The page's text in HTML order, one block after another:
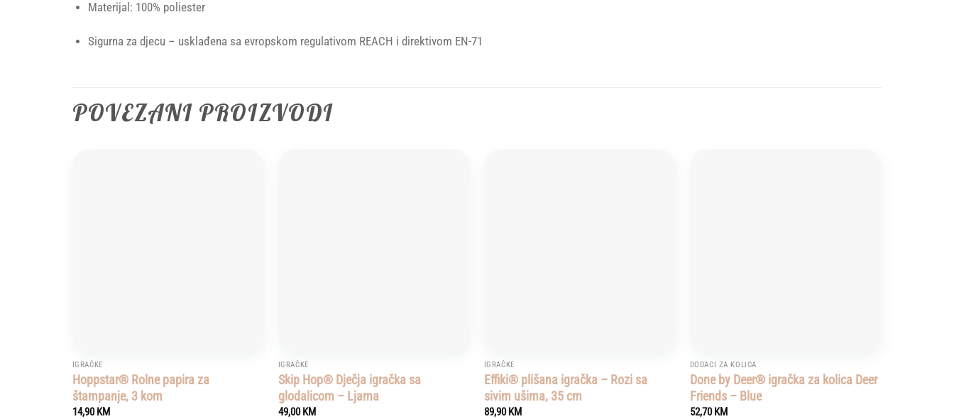
Materijal: 100% poliester
Sigurna za djecu – usklađena sa evropskom regulativom REACH i direktivom EN-71
POVEZANI PROIZVODI
IGRAČKE
Hoppstar® Rolne papira za
štampanje, 3 kom
14,90KM
IGRAČKE
Skip Hop® Dječja igračka sa
glodalicom – Ljama
49,00KM
IGRAČKE
Effiki® plišana igračka – Rozi sa
sivim ušima, 35 cm
89,90KM
DODACI ZA KOLICA
Done by Deer® igračka za kolica Deer
Friends – Blue
52,70KM